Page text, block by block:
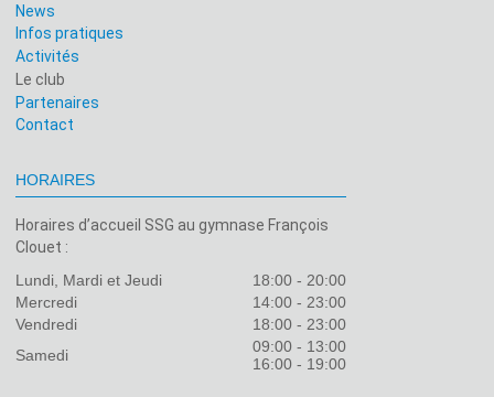
News
Infos pratiques
Activités
Le club
Partenaires
Contact
HORAIRES
Horaires d’accueil SSG au gymnase François
Clouet :
Lundi, Mardi et Jeudi
18:00 - 20:00
Mercredi
14:00 - 23:00
Vendredi
18:00 - 23:00
Samedi
09:00 - 13:00
16:00 - 19:00